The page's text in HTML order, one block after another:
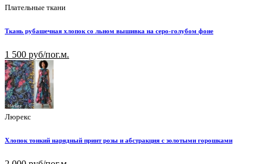
Плательные ткани
Ткань рубашечная хлопок со льном вышивка на серо-голубом фоне
1 500 руб/пог.м.
Люрекс
Хлопок тонкий нарядный принт розы и абстракция с золотыми горошками